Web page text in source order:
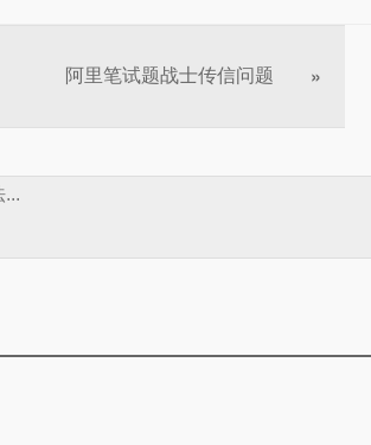
阿里笔试题战士传信问题 »